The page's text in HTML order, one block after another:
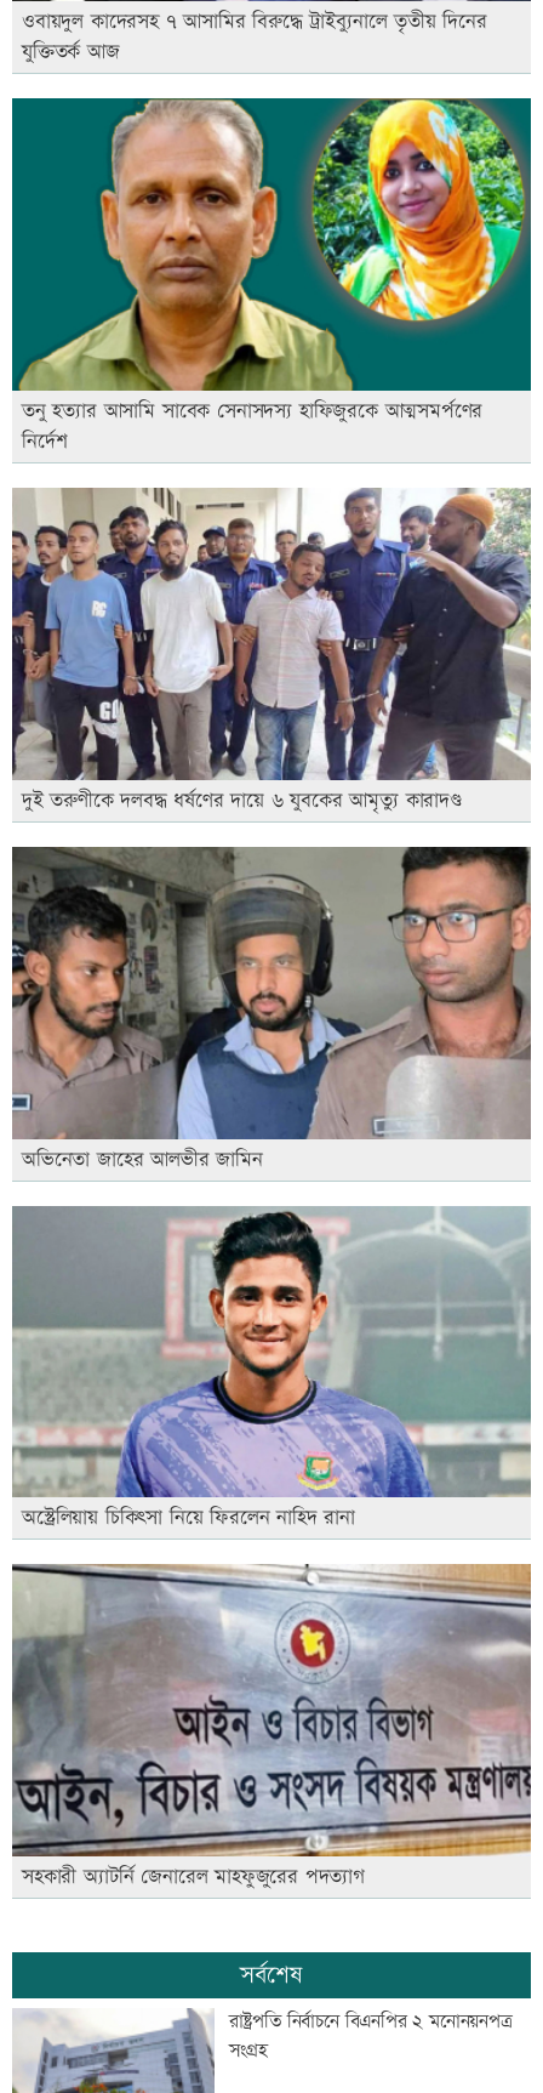
ওবায়দুল কাদেরসহ ৭ আসামির বিরুদ্ধে ট্রাইব্যুনালে তৃতীয় দিনের
যুক্তিতর্ক আজ
তনু হত্যার আসামি সাবেক সেনাসদস্য হাফিজুরকে আত্মসমর্পণের
নির্দেশ
দুই তরুণীকে দলবদ্ধ ধর্ষণের দায়ে ৬ যুবকের আমৃত্যু কারাদণ্ড
অভিনেতা জাহের আলভীর জামিন
অস্ট্রেলিয়ায় চিকিৎসা নিয়ে ফিরলেন নাহিদ রানা
সহকারী অ্যাটর্নি জেনারেল মাহফুজুরের পদত্যাগ
সর্বশেষ
রাষ্ট্রপতি নির্বাচনে বিএনপির ২ মনোনয়নপত্র
সংগ্রহ